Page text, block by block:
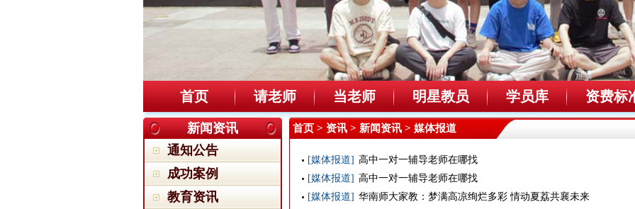
首页 请老师 当老师 明星教员 学员库 资费标
新闻资讯
通知公告
成功案例
教育资讯
首页 > 资讯 > 新闻资讯 > 媒体报道
[媒体报道] 高中一对一辅导老师在哪找
[媒体报道] 高中一对一辅导老师在哪找
[媒体报道] 华南师大家教：梦满高凉绚烂多彩 情动夏荔共襄未来